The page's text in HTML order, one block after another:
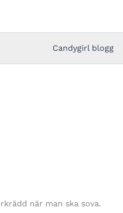
Candygirl blogg
när man ska sova.